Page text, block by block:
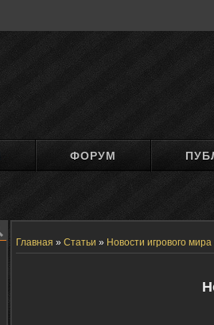
ФОРУМ
Главная » Статьи » Новости игрового мира